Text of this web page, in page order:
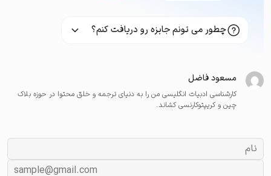
چطور می تونم جایزه رو دریافت کنم؟
مسعود فاضل
کارشناسی ادبیات انگلیسی من را به دنیای ترجمه و خلق محتوا در حوزه بلاک
چین و کریپتوکارنسی کشاند.